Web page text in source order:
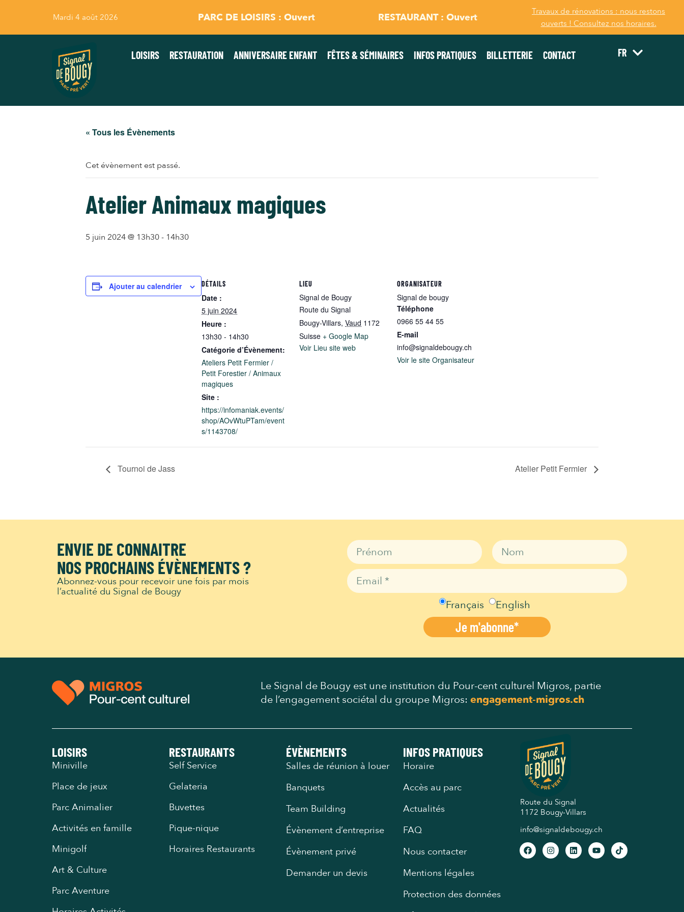
Mardi 4 août 2026 PARC DE LOISIRS : Ouvert RESTAURANT : Ouvert
Travaux de rénovations : nous restons
ouverts ! Consultez nos horaires.
LOISIRS RESTAURATION ANNIVERSAIRE ENFANT FÊTES & SÉMINAIRES INFOS PRATIQUES BILLETTERIE CONTACT FR
« Tous les Évènements
Cet évènement est passé.
Atelier Animaux magiques
5 juin 2024 @ 13h30- 14h30
Ajouter au calendrier DÉTAILS
Date :
5 juin 2024
Heure :
13h30 - 14h30
Catégorie d’Évènement:
Ateliers Petit Fermier /
Petit Forestier / Animaux
magiques
Site :
https://infomaniak.events/
shop/AOvWtuPTam/event
s/1143708/
LIEU
Signal de Bougy
Route du Signal
Bougy-Villars, Vaud 1172
Suisse + Google Map
Voir Lieu site web
ORGANISATEUR
Signal de bougy
Téléphone
0966 55 44 55
E-mail
info@signaldebougy.ch
Voir le site Organisateur
Tournoi de Jass Atelier Petit Fermier
ENVIE DE CONNAITRE
NOS PROCHAINS ÉVÈNEMENTS ?
Abonnez-vous pour recevoir une fois par mois
l’actualité du Signal de Bougy
Français English
Je m'abonne*
Le Signal de Bougy est une institution du Pour-cent culturel Migros, partie
de l’engagement sociétal du groupe Migros: engagement-migros.ch
LOISIRS
Miniville
Place de jeux
Parc Animalier
Activités en famille
Minigolf
Art & Culture
Parc Aventure
RESTAURANTS
Self Service
Gelateria
Buvettes
Pique-nique
Horaires Restaurants
ÉVÈNEMENTS
Salles de réunion à louer
Banquets
Team Building
Évènement d’entreprise
Évènement privé
Demander un devis
INFOS PRATIQUES
Horaire
Accès au parc
Actualités
FAQ
Nous contacter
Mentions légales
Protection des données
Route du Signal
1172 Bougy-Villars
info@signaldebougy.ch